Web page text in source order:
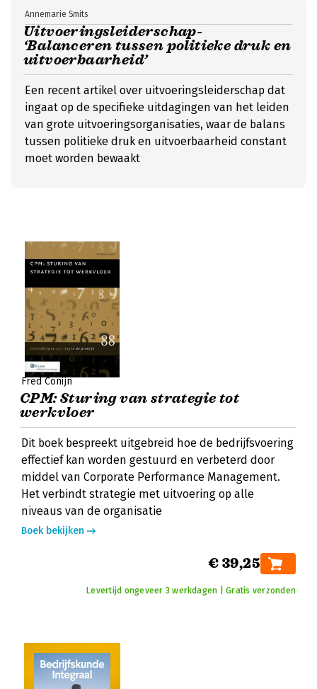
Uitvoeringsleiderschap-
‘Balanceren tussen politieke druk en
uitvoerbaarheid’
Annemarie Smits
Een recent artikel over uitvoeringsleiderschap dat
ingaat op de specifieke uitdagingen van het leiden
van grote uitvoeringsorganisaties, waar de balans
tussen politieke druk en uitvoerbaarheid constant
moet worden bewaakt
Fred Conijn
CPM: Sturing van strategie tot
werkvloer
Dit boek bespreekt uitgebreid hoe de bedrijfsvoering
effectief kan worden gestuurd en verbeterd door
middel van Corporate Performance Management.
Het verbindt strategie met uitvoering op alle
niveaus van de organisatie
Boek bekijken
€ 39,25
Levertijd ongeveer 3 werkdagen | Gratis verzonden